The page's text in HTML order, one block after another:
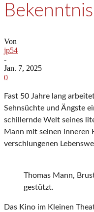
Von
jp54
-
Jan. 7, 2025
0
Fast 50 Jahre lang
Sehnsüchte und Ängste
schillernde Welt seines
Mann mit seinen inneren
verschlungenen
Thomas Mann,
gestützt.
Das Kino im Kleinen